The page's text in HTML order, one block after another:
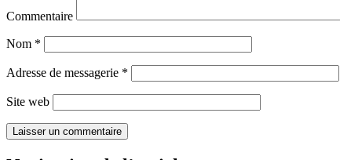
Commentaire
Nom *
Adresse de messagerie *
Site web